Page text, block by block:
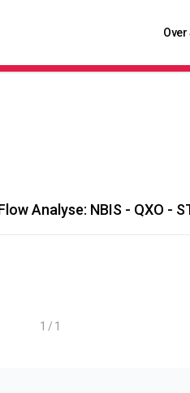
Over
Analyse: NBIS - QXO -
1 / 1